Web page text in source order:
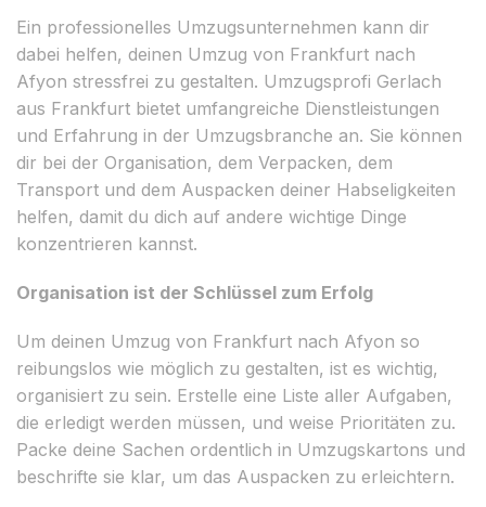
Ein professionelles Umzugsunternehmen kann dir
dabei helfen, deinen Umzug von Frankfurt nach
Afyon stressfrei zu gestalten. Umzugsprofi Gerlach
aus Frankfurt bietet umfangreiche Dienstleistungen
und Erfahrung in der Umzugsbranche an. Sie können
dir bei der Organisation, dem Verpacken, dem
Transport und dem Auspacken deiner Habseligkeiten
helfen, damit du dich auf andere wichtige Dinge
konzentrieren kannst.
Organisation ist der Schlüssel zum Erfolg
Um deinen Umzug von Frankfurt nach Afyon so
reibungslos wie möglich zu gestalten, ist es wichtig,
organisiert zu sein. Erstelle eine Liste aller Aufgaben,
die erledigt werden müssen, und weise Prioritäten zu.
Packe deine Sachen ordentlich in Umzugskartons und
beschrifte sie klar, um das Auspacken zu erleichtern.